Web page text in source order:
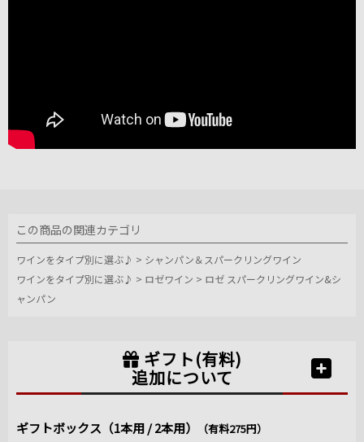
この商品の関連カテゴリ
ワインをタイプ別に選ぶ♪ > シャンパン＆スパークリングワイン
ワインをタイプ別に選ぶ♪ > ロゼワイン > ロゼ スパークリングワイン&シ
ャンパン
ギフト(有料)
追加について
ギフトボックス（1本用 / 2本用） （有料275円）